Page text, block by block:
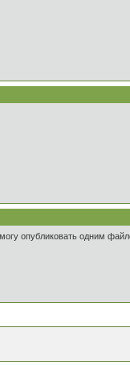
опубликовать одним